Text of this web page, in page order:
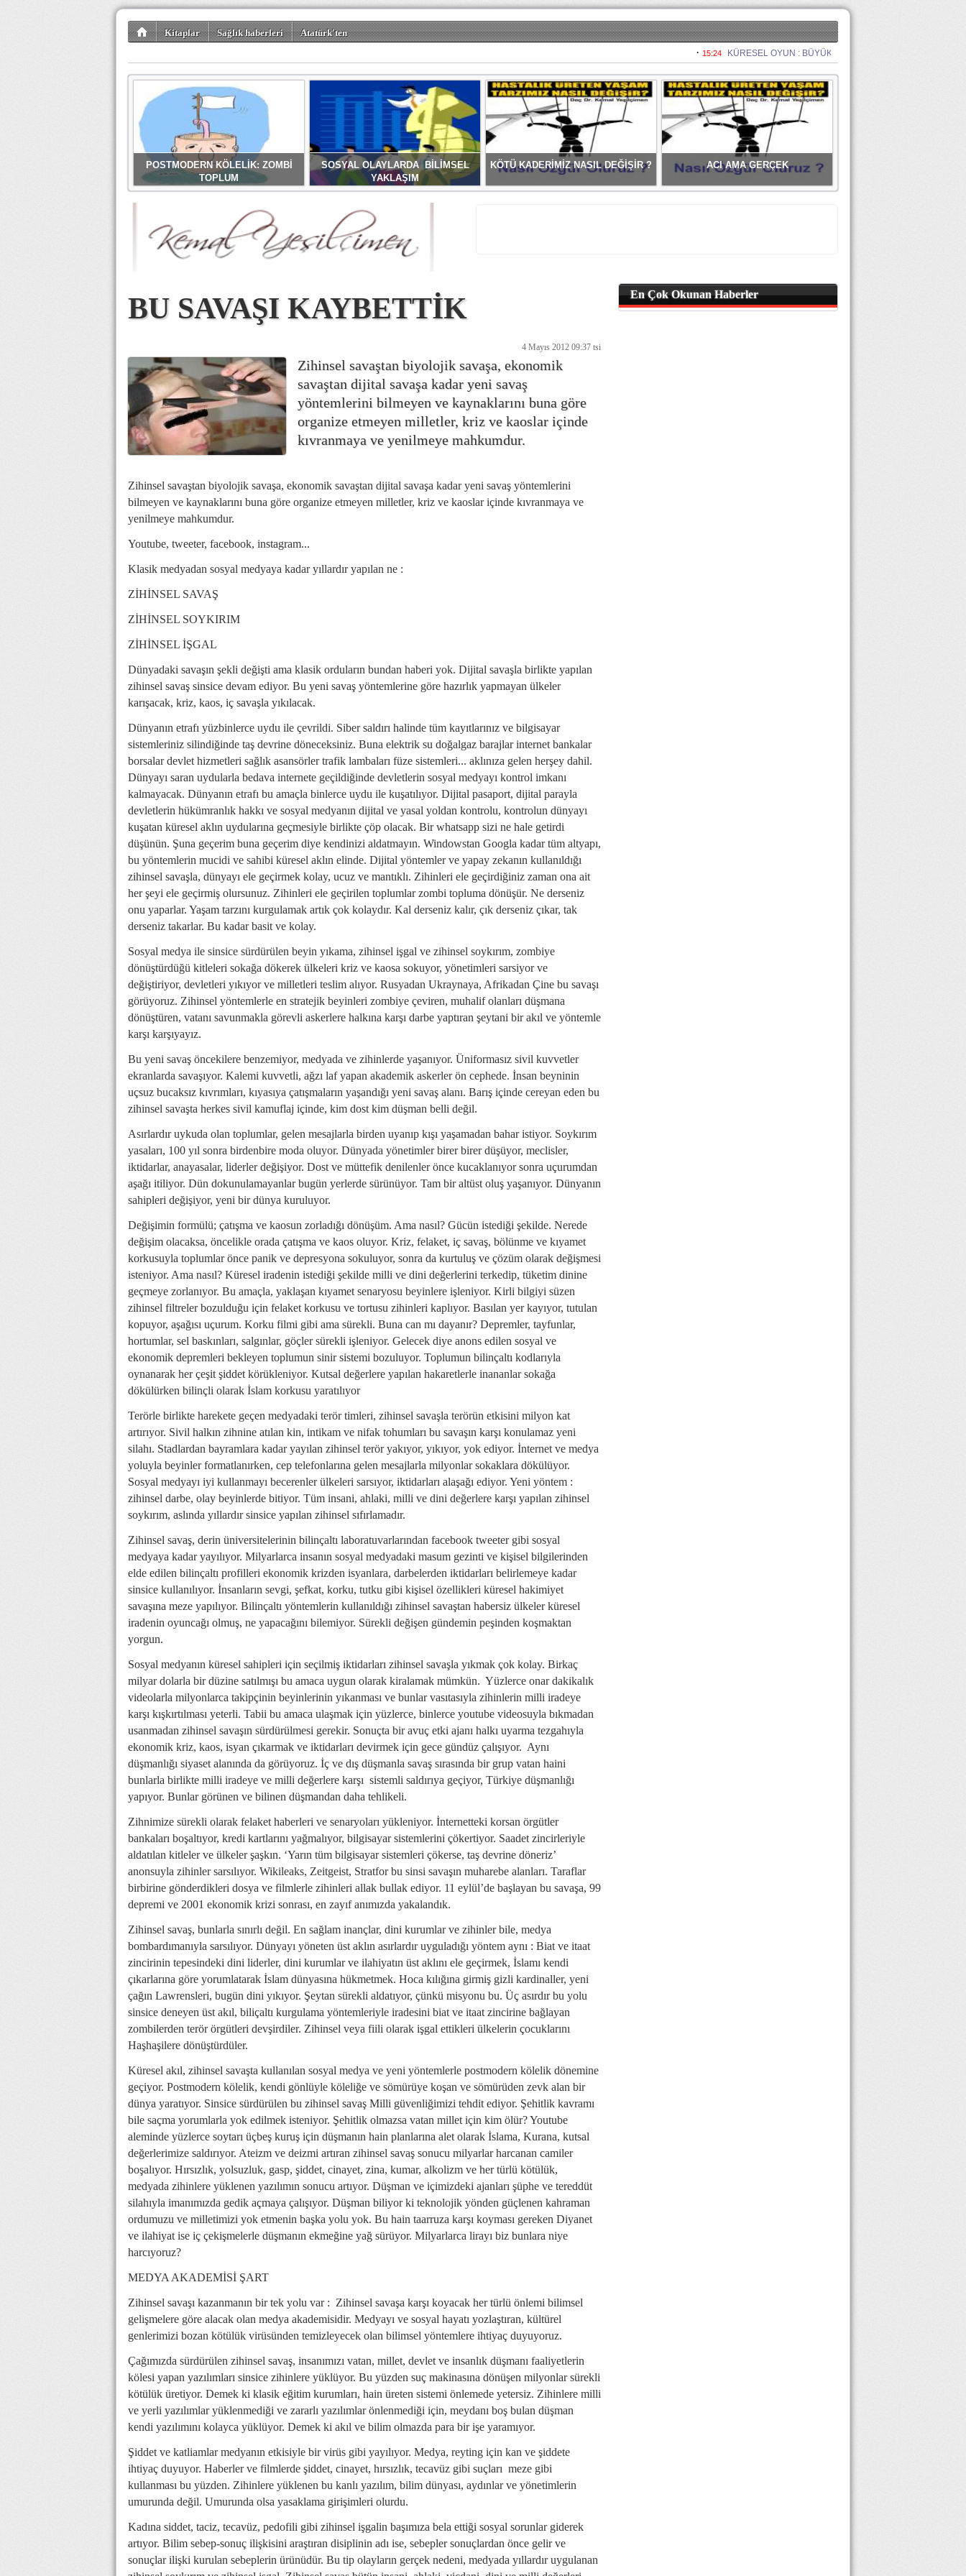
Kitaplar Sağlık haberleri Atatürk'ten
POSTMODERN KÖLELİK: ZOMBİ
TOPLUM
SOSYAL OLAYLARDA BİLİMSEL
YAKLAŞIM
KÖTÜ KADERİMİZ NASIL DEĞİŞİR ? ACI AMA GERÇEK
BU SAVAŞI KAYBETTİK
4 Mayıs 2012 09:37 tsi
Zihinsel savaştan biyolojik savaşa, ekonomik
savaştan dijital savaşa kadar yeni savaş
yöntemlerini bilmeyen ve kaynaklarını buna göre
organize etmeyen milletler, kriz ve kaoslar içinde
kıvranmaya ve yenilmeye mahkumdur.
Zihinsel savaştan biyolojik savaşa, ekonomik savaştan dijital savaşa kadar yeni savaş yöntemlerini
bilmeyen ve kaynaklarını buna göre organize etmeyen milletler, kriz ve kaoslar içinde kıvranmaya ve
yenilmeye mahkumdur.
Youtube, tweeter, facebook, instagram...
Klasik medyadan sosyal medyaya kadar yıllardır yapılan ne :
ZİHİNSEL SAVAŞ
ZİHİNSEL SOYKIRIM
ZİHİNSEL İŞGAL
Dünyadaki savaşın şekli değişti ama klasik orduların bundan haberi yok. Dijital savaşla birlikte yapılan
zihinsel savaş sinsice devam ediyor. Bu yeni savaş yöntemlerine göre hazırlık yapmayan ülkeler
karışacak, kriz, kaos, iç savaşla yıkılacak.
Dünyanın etrafı yüzbinlerce uydu ile çevrildi. Siber saldırı halinde tüm kayıtlarınız ve bilgisayar
sistemleriniz silindiğinde taş devrine döneceksiniz. Buna elektrik su doğalgaz barajlar internet bankalar
borsalar devlet hizmetleri sağlık asansörler trafik lambaları füze sistemleri... aklınıza gelen herşey dahil.
Dünyayı saran uydularla bedava internete geçildiğinde devletlerin sosyal medyayı kontrol imkanı
kalmayacak. Dünyanın etrafı bu amaçla binlerce uydu ile kuşatılıyor. Dijital pasaport, dijital parayla
devletlerin hükümranlık hakkı ve sosyal medyanın dijital ve yasal yoldan kontrolu, kontrolun dünyayı
kuşatan küresel aklın uydularına geçmesiyle birlikte çöp olacak. Bir whatsapp sizi ne hale getirdi
düşünün. Şuna geçerim buna geçerim diye kendinizi aldatmayın. Windowstan Googla kadar tüm altyapı,
bu yöntemlerin mucidi ve sahibi küresel aklın elinde. Dijital yöntemler ve yapay zekanın kullanıldığı
zihinsel savaşla, dünyayı ele geçirmek kolay, ucuz ve mantıklı. Zihinleri ele geçirdiğiniz zaman ona ait
her şeyi ele geçirmiş olursunuz. Zihinleri ele geçirilen toplumlar zombi topluma dönüşür. Ne derseniz
onu yaparlar. Yaşam tarzını kurgulamak artık çok kolaydır. Kal derseniz kalır, çık derseniz çıkar, tak
derseniz takarlar. Bu kadar basit ve kolay.
Sosyal medya ile sinsice sürdürülen beyin yıkama, zihinsel işgal ve zihinsel soykırım, zombiye
dönüştürdüğü kitleleri sokağa dökerek ülkeleri kriz ve kaosa sokuyor, yönetimleri sarsiyor ve
değiştiriyor, devletleri yıkıyor ve milletleri teslim alıyor. Rusyadan Ukraynaya, Afrikadan Çine bu savaşı
görüyoruz. Zihinsel yöntemlerle en stratejik beyinleri zombiye çeviren, muhalif olanları düşmana
dönüştüren, vatanı savunmakla görevli askerlere halkına karşı darbe yaptıran şeytani bir akıl ve yöntemle
karşı karşıyayız.
Bu yeni savaş öncekilere benzemiyor, medyada ve zihinlerde yaşanıyor. Üniformasız sivil kuvvetler
ekranlarda savaşıyor. Kalemi kuvvetli, ağzı laf yapan akademik askerler ön cephede. İnsan beyninin
uçsuz bucaksız kıvrımları, kıyasıya çatışmaların yaşandığı yeni savaş alanı. Barış içinde cereyan eden bu
zihinsel savaşta herkes sivil kamuflaj içinde, kim dost kim düşman belli değil.
Asırlardır uykuda olan toplumlar, gelen mesajlarla birden uyanıp kışı yaşamadan bahar istiyor. Soykırım
yasaları, 100 yıl sonra birdenbire moda oluyor. Dünyada yönetimler birer birer düşüyor, meclisler,
iktidarlar, anayasalar, liderler değişiyor. Dost ve müttefik denilenler önce kucaklanıyor sonra uçurumdan
aşağı itiliyor. Dün dokunulamayanlar bugün yerlerde sürünüyor. Tam bir altüst oluş yaşanıyor. Dünyanın
sahipleri değişiyor, yeni bir dünya kuruluyor.
Değişimin formülü; çatışma ve kaosun zorladığı dönüşüm. Ama nasıl? Gücün istediği şekilde. Nerede
değişim olacaksa, öncelikle orada çatışma ve kaos oluyor. Kriz, felaket, iç savaş, bölünme ve kıyamet
korkusuyla toplumlar önce panik ve depresyona sokuluyor, sonra da kurtuluş ve çözüm olarak değişmesi
isteniyor. Ama nasıl? Küresel iradenin istediği şekilde milli ve dini değerlerini terkedip, tüketim dinine
geçmeye zorlanıyor. Bu amaçla, yaklaşan kıyamet senaryosu beyinlere işleniyor. Kirli bilgiyi süzen
zihinsel filtreler bozulduğu için felaket korkusu ve tortusu zihinleri kaplıyor. Basılan yer kayıyor, tutulan
kopuyor, aşağısı uçurum. Korku filmi gibi ama sürekli. Buna can mı dayanır? Depremler, tayfunlar,
hortumlar, sel baskınları, salgınlar, göçler sürekli işleniyor. Gelecek diye anons edilen sosyal ve
ekonomik depremleri bekleyen toplumun sinir sistemi bozuluyor. Toplumun bilinçaltı kodlarıyla
oynanarak her çeşit şiddet körükleniyor. Kutsal değerlere yapılan hakaretlerle inananlar sokağa
dökülürken bilinçli olarak İslam korkusu yaratılıyor
Terörle birlikte harekete geçen medyadaki terör timleri, zihinsel savaşla terörün etkisini milyon kat
artırıyor. Sivil halkın zihnine atılan kin, intikam ve nifak tohumları bu savaşın karşı konulamaz yeni
silahı. Stadlardan bayramlara kadar yayılan zihinsel terör yakıyor, yıkıyor, yok ediyor. İnternet ve medya
yoluyla beyinler formatlanırken, cep telefonlarına gelen mesajlarla milyonlar sokaklara dökülüyor.
Sosyal medyayı iyi kullanmayı becerenler ülkeleri sarsıyor, iktidarları alaşağı ediyor. Yeni yöntem :
zihinsel darbe, olay beyinlerde bitiyor. Tüm insani, ahlaki, milli ve dini değerlere karşı yapılan zihinsel
soykırım, aslında yıllardır sinsice yapılan zihinsel sıfırlamadır.
Zihinsel savaş, derin üniversitelerinin bilinçaltı laboratuvarlarından facebook tweeter gibi sosyal
medyaya kadar yayılıyor. Milyarlarca insanın sosyal medyadaki masum gezinti ve kişisel bilgilerinden
elde edilen bilinçaltı profilleri ekonomik krizden isyanlara, darbelerden iktidarları belirlemeye kadar
sinsice kullanılıyor. İnsanların sevgi, şefkat, korku, tutku gibi kişisel özellikleri küresel hakimiyet
savaşına meze yapılıyor. Bilinçaltı yöntemlerin kullanıldığı zihinsel savaştan habersiz ülkeler küresel
iradenin oyuncağı olmuş, ne yapacağını bilemiyor. Sürekli değişen gündemin peşinden koşmaktan
yorgun.
Sosyal medyanın küresel sahipleri için seçilmiş iktidarları zihinsel savaşla yıkmak çok kolay. Birkaç
milyar dolarla bir düzine satılmışı bu amaca uygun olarak kiralamak mümkün. Yüzlerce onar dakikalık
videolarla milyonlarca takipçinin beyinlerinin yıkanması ve bunlar vasıtasıyla zihinlerin milli iradeye
karşı kışkırtılması yeterli. Tabii bu amaca ulaşmak için yüzlerce, binlerce youtube videosuyla bıkmadan
usanmadan zihinsel savaşın sürdürülmesi gerekir. Sonuçta bir avuç etki ajanı halkı uyarma tezgahıyla
ekonomik kriz, kaos, isyan çıkarmak ve iktidarları devirmek için gece gündüz çalışıyor. Aynı
düşmanlığı siyaset alanında da görüyoruz. İç ve dış düşmanla savaş sırasında bir grup vatan haini
bunlarla birlikte milli iradeye ve milli değerlere karşı sistemli saldırıya geçiyor, Türkiye düşmanlığı
yapıyor. Bunlar görünen ve bilinen düşmandan daha tehlikeli.
Zihnimize sürekli olarak felaket haberleri ve senaryoları yükleniyor. İnternetteki korsan örgütler
bankaları boşaltıyor, kredi kartlarını yağmalıyor, bilgisayar sistemlerini çökertiyor. Saadet zincirleriyle
aldatılan kitleler ve ülkeler şaşkın. ‘Yarın tüm bilgisayar sistemleri çökerse, taş devrine döneriz’
anonsuyla zihinler sarsılıyor. Wikileaks, Zeitgeist, Stratfor bu sinsi savaşın muharebe alanları. Taraflar
birbirine gönderdikleri dosya ve filmlerle zihinleri allak bullak ediyor. 11 eylül’de başlayan bu savaşa, 99
depremi ve 2001 ekonomik krizi sonrası, en zayıf anımızda yakalandık.
Zihinsel savaş, bunlarla sınırlı değil. En sağlam inançlar, dini kurumlar ve zihinler bile, medya
bombardımanıyla sarsılıyor. Dünyayı yöneten üst aklın asırlardır uyguladığı yöntem aynı : Biat ve itaat
zincirinin tepesindeki dini liderler, dini kurumlar ve ilahiyatın üst aklını ele geçirmek, İslamı kendi
çıkarlarına göre yorumlatarak İslam dünyasına hükmetmek. Hoca kılığına girmiş gizli kardinaller, yeni
çağın Lawrensleri, bugün dini yıkıyor. Şeytan sürekli aldatıyor, çünkü misyonu bu. Üç asırdır bu yolu
sinsice deneyen üst akıl, biliçaltı kurgulama yöntemleriyle iradesini biat ve itaat zincirine bağlayan
zombilerden terör örgütleri devşirdiler. Zihinsel veya fiili olarak işgal ettikleri ülkelerin çocuklarını
Haşhaşilere dönüştürdüler.
Küresel akıl, zihinsel savaşta kullanılan sosyal medya ve yeni yöntemlerle postmodern kölelik dönemine
geçiyor. Postmodern kölelik, kendi gönlüyle köleliğe ve sömürüye koşan ve sömürüden zevk alan bir
dünya yaratıyor. Sinsice sürdürülen bu zihinsel savaş Milli güvenliğimizi tehdit ediyor. Şehitlik kavramı
bile saçma yorumlarla yok edilmek isteniyor. Şehitlik olmazsa vatan millet için kim ölür? Youtube
aleminde yüzlerce soytarı üçbeş kuruş için düşmanın hain planlarına alet olarak İslama, Kurana, kutsal
değerlerimize saldırıyor. Ateizm ve deizmi artıran zihinsel savaş sonucu milyarlar harcanan camiler
boşalıyor. Hırsızlık, yolsuzluk, gasp, şiddet, cinayet, zina, kumar, alkolizm ve her türlü kötülük,
medyada zihinlere yüklenen yazılımın sonucu artıyor. Düşman ve içimizdeki ajanları şüphe ve tereddüt
silahıyla imanımızda gedik açmaya çalışıyor. Düşman biliyor ki teknolojik yönden güçlenen kahraman
ordumuzu ve milletimizi yok etmenin başka yolu yok. Bu hain taarruza karşı koyması gereken Diyanet
ve ilahiyat ise iç çekişmelerle düşmanın ekmeğine yağ sürüyor. Milyarlarca lirayı biz bunlara niye
harcıyoruz?
MEDYA AKADEMİSİ ŞART
Zihinsel savaşı kazanmanın bir tek yolu var : Zihinsel savaşa karşı koyacak her türlü önlemi bilimsel
gelişmelere göre alacak olan medya akademisidir. Medyayı ve sosyal hayatı yozlaştıran, kültürel
genlerimizi bozan kötülük virüsünden temizleyecek olan bilimsel yöntemlere ihtiyaç duyuyoruz.
Çağımızda sürdürülen zihinsel savaş, insanımızı vatan, millet, devlet ve insanlık düşmanı faaliyetlerin
kölesi yapan yazılımları sinsice zihinlere yüklüyor. Bu yüzden suç makinasına dönüşen milyonlar sürekli
kötülük üretiyor. Demek ki klasik eğitim kurumları, hain üreten sistemi önlemede yetersiz. Zihinlere milli
ve yerli yazılımlar yüklenmediği ve zararlı yazılımlar önlenmediği için, meydanı boş bulan düşman
kendi yazılımını kolayca yüklüyor. Demek ki akıl ve bilim olmazda para bir işe yaramıyor.
Şiddet ve katliamlar medyanın etkisiyle bir virüs gibi yayılıyor. Medya, reyting için kan ve şiddete
ihtiyaç duyuyor. Haberler ve filmlerde şiddet, cinayet, hırsızlık, tecavüz gibi suçları meze gibi
kullanması bu yüzden. Zihinlere yüklenen bu kanlı yazılım, bilim dünyası, aydınlar ve yönetimlerin
umurunda değil. Umurunda olsa yasaklama girişimleri olurdu.
Kadına siddet, taciz, tecavüz, pedofili gibi zihinsel işgalin başımıza bela ettiği sosyal sorunlar giderek
artıyor. Bilim sebep-sonuç ilişkisini araştıran disiplinin adı ise, sebepler sonuçlardan önce gelir ve
sonuçlar ilişki kurulan sebeplerin ürünüdür. Bu tip olayların gerçek nedeni, medyada yıllardır uygulanan
En Çok Okunan Haberler